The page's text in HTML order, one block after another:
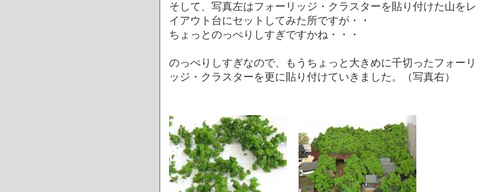
そして、写真左はフォーリッジ・クラスターを貼り付けた山をレ
イアウト台にセットしてみた所ですが・・
ちょっとのっぺりしすぎですかね・・・
のっぺりしすぎなので、もうちょっと大きめに千切ったフォーリ
ッジ・クラスターを更に貼り付けていきました。（写真右）